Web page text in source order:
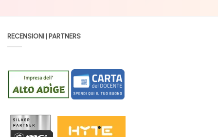
RECENSIONI | PARTNERS